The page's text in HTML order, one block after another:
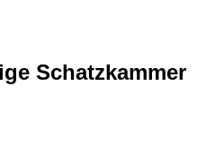
Schatzkammer